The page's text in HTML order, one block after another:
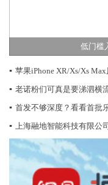
低门槛
▪ 苹果iPhone XR/Xs/Xs Max
▪ 老诺粉们可真是要涕泗横
▪ 首发不够深度？看看首批
▪ 上海融地智能科技有限公